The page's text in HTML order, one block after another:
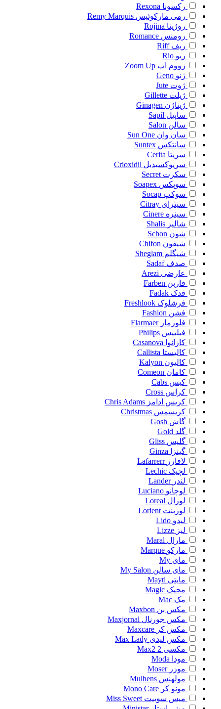
رکسونا Rexona
رمی مارکوئیس Remy Marquis
روژینا Rojina
رومنس Romance
ریف Riff
ریو Rio
زووم اپ Zoom Up
ژنو Geno
ژوت Jute
ژیلت Gillette
ژیناژن Ginagen
ساپیل Sapil
سالن Salon
سان وان Sun One
سانتکس Suntex
سریتا Cerita
سریوکسیدیل Crioxidil
سکرت Secret
سوپکس Soapex
سوکپ Socap
سیترای Citray
سینره Cinere
شالیز Shalis
شون Schon
شیفون Chifon
شیگلم Sheglam
صدف Sadaf
عارضی Arezi
فاربن Farben
فدک Fadak
فرشلوک Freshlook
فشن Fashion
فلورمار Flarmaer
فیلیپس Philips
کازانوا Casanova
کالیستا Callista
کالیون Kalyon
کامان Comeon
کبس Cabs
کراس Cross
کریس ادامز Chris Adams
کریسمس Christmas
گاش Gosh
گلد Gold
گلیس Gliss
گینزا
Ginza
لافارر Lafarrerr
لچیک Lechic
لندر Lander
لوچانو Luciano
لورال Loreal
لورینت Lorient
لیدو Lido
لیز Lizze
مارال Maral
مارکو Marque
مای My
مای سالن My Salon
مایتی Mayti
مجیک Magic
مک Mac
مکس بن Maxbon
مکس جورنال Maxjornal
مکس کر Maxcare
مکس لیدی Max Lady
مکسی 2
Max2
مودا Moda
موزر Moser
مولهنس Mulhens
مونو کر Mono Care
میس سوییت Miss Sweet